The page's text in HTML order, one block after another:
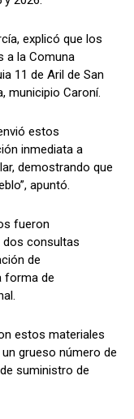
explicó que ‎los
a la Comuna
11 de Aril de San
municipio Caroní.
estos
inmediata a
demostrando que
apuntó.
fueron
dos consultas
de
forma de
estos materiales
grueso número de
suministro de